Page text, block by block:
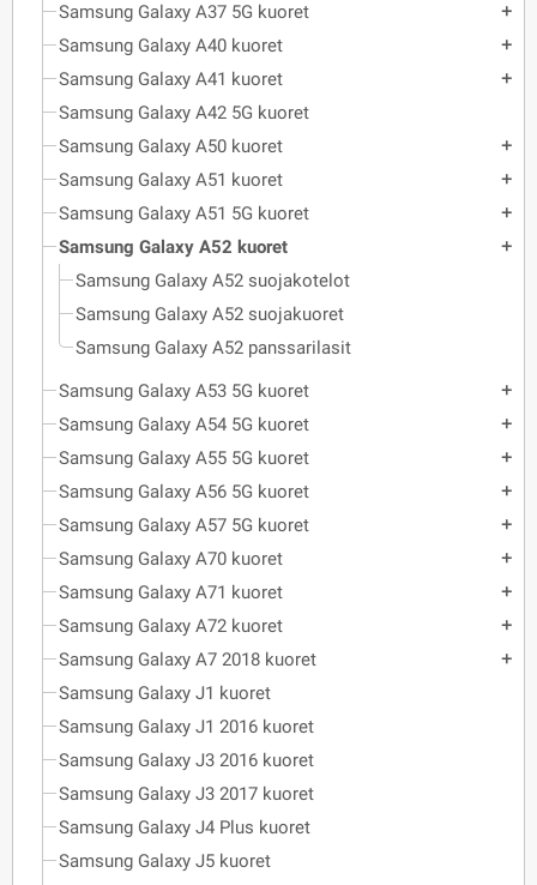
Samsung Galaxy A37 5G kuoret add
Samsung Galaxy A40 kuoret add
Samsung Galaxy A41 kuoret add
Samsung Galaxy A42 5G kuoret
Samsung Galaxy A50 kuoret
add
Samsung Galaxy A51 kuoret add
Samsung Galaxy A51 5G kuoret add
Samsung Galaxy A52 kuoret add
Samsung Galaxy A52 suojakotelot
Samsung Galaxy A52 suojakuoret
Samsung Galaxy A52 panssarilasit
Samsung Galaxy A53 5G kuoret
add
Samsung Galaxy A54 5G kuoret add
Samsung Galaxy A55 5G kuoret add
Samsung Galaxy A56 5G kuoret add
Samsung Galaxy A57 5G kuoret add
Samsung Galaxy A70 kuoret add
Samsung Galaxy A71 kuoret add
Samsung Galaxy A72 kuoret add
Samsung Galaxy A7 2018 kuoret add
Samsung Galaxy J1 kuoret
Samsung Galaxy J1 2016 kuoret
Samsung Galaxy J3 2016 kuoret
Samsung Galaxy J3 2017 kuoret
Samsung Galaxy J4 Plus kuoret
Samsung Galaxy J5 kuoret